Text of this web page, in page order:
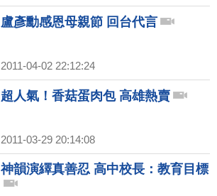
盧彥勳感恩母親節 回台代言
2011-04-02 22:12:24
超人氣！香菇蛋肉包 高雄熱賣
2011-03-29 20:14:08
神韻演繹真善忍 高中校長：教育目標